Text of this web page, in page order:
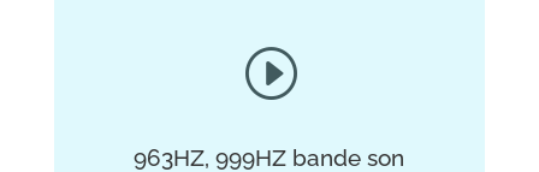
I
963HZ, 999HZ bande son